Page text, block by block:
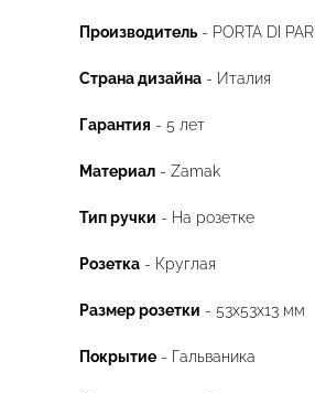
Производитель - PORTA DI
Страна дизайна - Италия
Гарантия - 5 лет
Материал - Zamak
Тип ручки - На розетке
Розетка - Круглая
Размер розетки - 53x53x13 мм
Покрытие - Гальваника